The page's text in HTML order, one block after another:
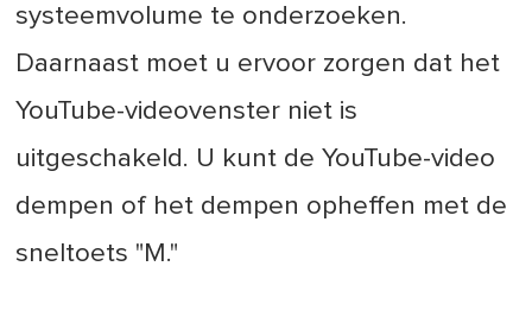
systeemvolume te onderzoeken.
Daarnaast moet u ervoor zorgen dat het
YouTube-videovenster niet is
uitgeschakeld. U kunt de YouTube-video
dempen of het dempen opheffen met de
sneltoets "M."